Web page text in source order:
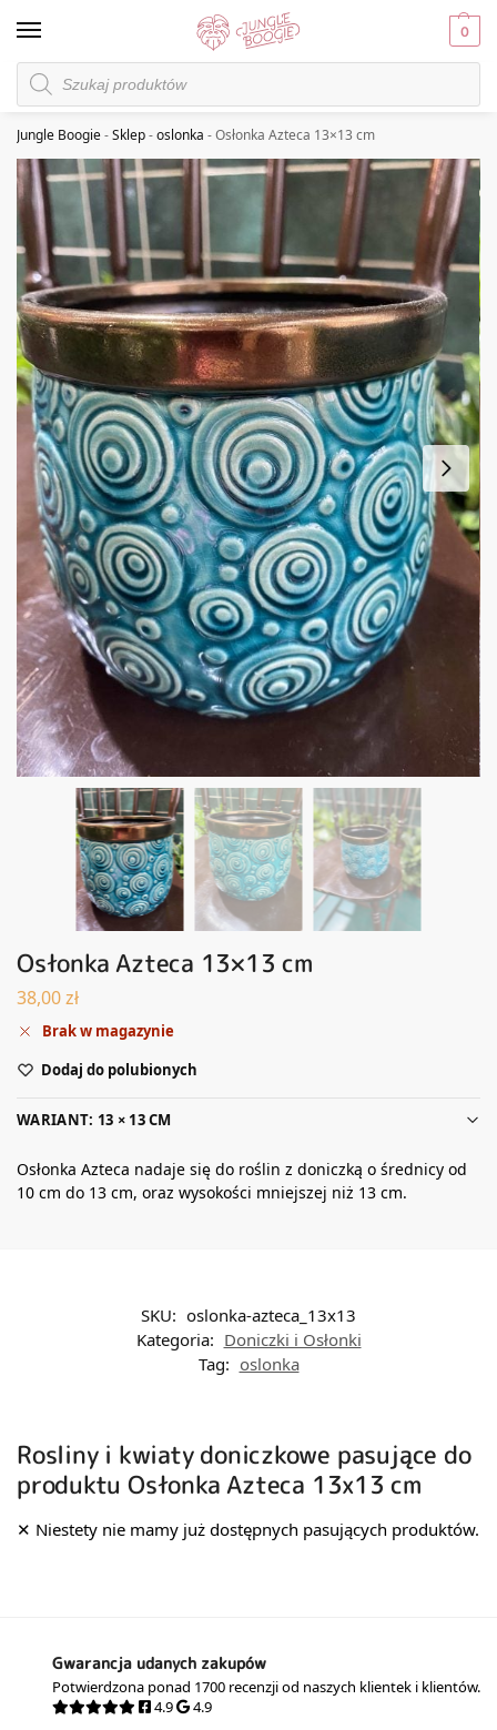
0
Jungle Boogie-Sklep-oslonka -Osłonka Azteca 13×13 cm
Osłonka Azteca 13×13 cm
38,00zł
Brak w magazynie
Dodaj do polubionych
WARIANT: 13 × 13 CM
Osłonka Azteca nadaje się do roślin z doniczką o średnicy od
10 cm do 13 cm, oraz wysokości mniejszej niż 13 cm.
SKU: oslonka-azteca_13x13
Kategoria: Doniczki i Osłonki
Tag: oslonka
Rosliny i kwiaty doniczkowe pasujące do
produktu Osłonka Azteca 13x13 cm
Gwarancja udanych zakupów
Potwierdzona ponad 1700 recenzji od naszych klientek i klientów.
4.9
4.9